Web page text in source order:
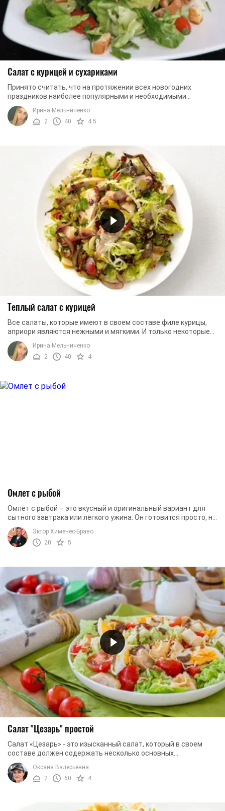
Салат с курицей и сухариками
Принято считать, что на протяжении всех новогодних
праздников наиболее популярными и необходимыми
являются сытные и питательные блюда. Однако это не ...
Ирина Мельниченко
2
40 4.5
Теплый салат с курицей
Все салаты, которые имеют в своем составе филе курицы,
априори являются нежными и мягкими. И только некоторые
продукты способны перебить этот особый ...
Ирина Мельниченко
2
40 4
Омлет с рыбой
Омлет с рыбой – это вкусный и оригинальный вариант для
сытного завтрака или легкого ужина. Он готовится просто, но
выглядит эффектно и дарит ...
Эктор Хименес-Браво
20
5
Салат "Цезарь" простой
Салат «Цезарь» - это изысканный салат, который в своем
составе должен содержать несколько основных
ингредиентов: листья салата «Ромэн», куриное филе, ...
Оксана Валерьевна
2
60 4